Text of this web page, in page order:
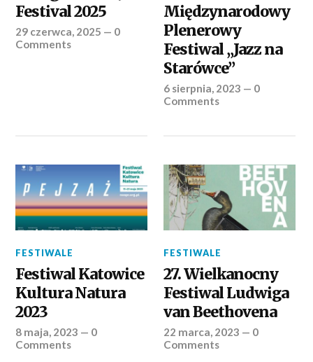
Festival 2025
29 czerwca, 2025 — 0
Comments
Międzynarodowy
Plenerowy
Festiwal „Jazz na
Starówce”
6 sierpnia, 2023 — 0
Comments
FESTIWALE
Festiwal Katowice
Kultura Natura
2023
8 maja, 2023 — 0
Comments
FESTIWALE
27. Wielkanocny
Festiwal Ludwiga
van Beethovena
22 marca, 2023 — 0
Comments